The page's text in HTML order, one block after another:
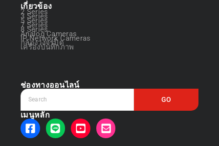
เกี่ยวข้อง
2 Series
3 Series
5 Series
7 Series
8 Series
Analog Cameras
IP Network Cameras
กล้องวงจรปิด
เครื่องบันทึกภาพ
ช่องทางออนไลน์
GO
เมนูหลัก